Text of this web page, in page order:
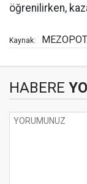
öğrenilirken,
Kaynak:
HABERE